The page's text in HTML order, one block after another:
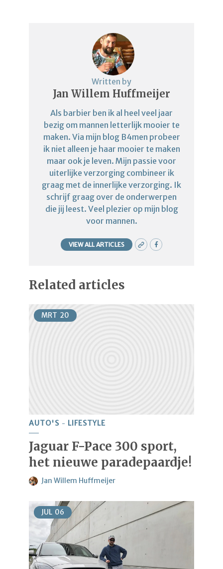
Written by
Jan Willem Huffmeijer
Als barbier ben ik al heel veel jaar
bezig om mannen letterlijk mooier te
maken. Via mijn blog B4men probeer
ik niet alleen je haar mooier te maken
maar ook je leven. Mijn passie voor
uiterlijke verzorging combineer ik
graag met de innerlijke verzorging. Ik
schrijf graag over de onderwerpen
die jij leest. Veel plezier op mijn blog
voor mannen.
VIEW ALL ARTICLES
Related articles
MRT 20
AUTO'S LIFESTYLE
Jaguar F-Pace 300 sport,
het nieuwe paradepaardje!
Jan Willem Huffmeijer
JUL 06